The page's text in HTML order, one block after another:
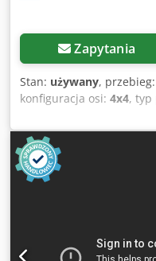
Zapytania
Stan: używany, przebieg:
konfiguracja osi: 4x4, typ
, Masa
kg Dopuszczalna masa
kontakt z Emalem
informacji. Walec, Bomag
2013, liczba motogodzin:
obrotowa nominalna: 2